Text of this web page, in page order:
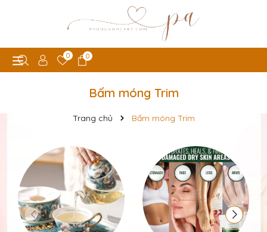
0 0
Bấm móng Trim
Trang chủ Bấm móng Trim